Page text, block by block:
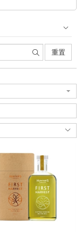
重置